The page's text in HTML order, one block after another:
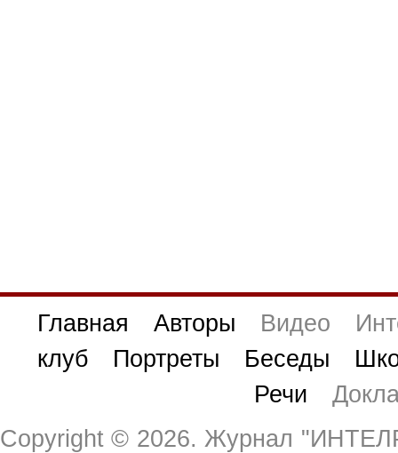
Главная Авторы Видео
клуб
Портреты Беседы
Речи
Copyright © 2026. Журнал